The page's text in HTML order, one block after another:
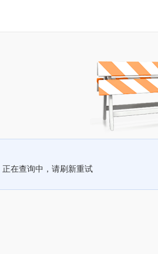
正在查询中，请刷新重试